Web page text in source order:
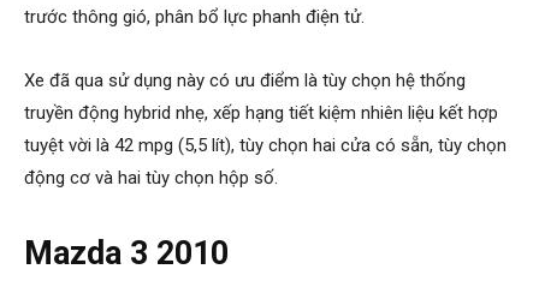
trước thông gió, phân bổ lực phanh điện tử.
Xe đã qua sử dụng này có ưu điểm là tùy chọn hệ thống
truyền động hybrid nhẹ, xếp hạng tiết kiệm nhiên liệu kết hợp
tuyệt vời là 42 mpg (5,5 lít), tùy chọn hai cửa có sẵn, tùy chọn
động cơ và hai tùy chọn hộp số.
Mazda 3 2010